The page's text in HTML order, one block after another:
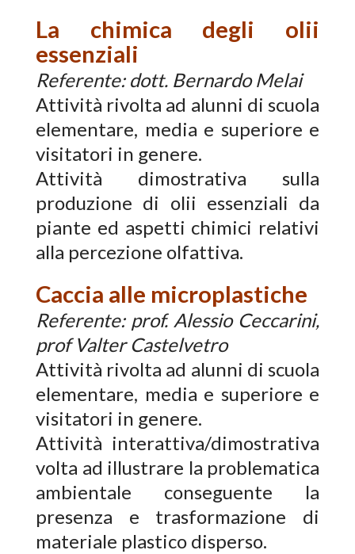
La chimica degli olii
essenziali
Referente: dott. Bernardo Melai
Attività rivolta ad alunni di scuola
elementare, media e superiore e
visitatori in genere.
Attività dimostrativa sulla
produzione di olii essenziali da
piante ed aspetti chimici relativi
alla percezione olfattiva.
Caccia alle microplastiche
Referente: prof. Alessio Ceccarini,
prof Valter Castelvetro
Attività rivolta ad alunni di scuola
elementare, media e superiore e
visitatori in genere.
Attività interattiva/dimostrativa
volta ad illustrare la problematica
ambientale conseguente la
presenza e trasformazione di
materiale plastico disperso.